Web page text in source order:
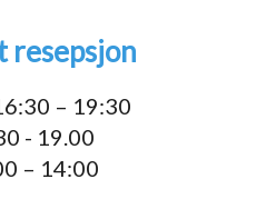
resepsjon
– 19:30
- 19.00
– 14:00